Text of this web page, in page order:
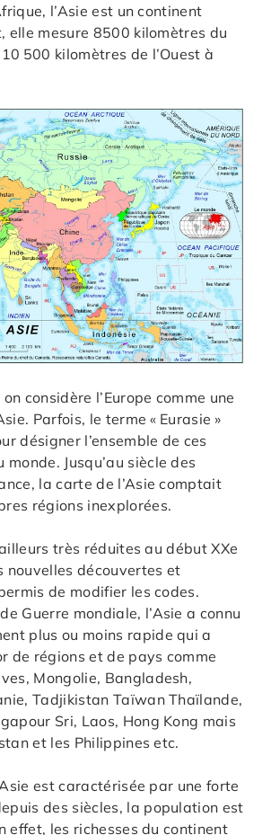
l’Asie est un continent
elle mesure 8500 kilomètres du
500 kilomètres de l’Ouest à
considère l’Europe comme une
Parfois, le terme « Eurasie »
désigner l’ensemble de ces
Jusqu’au siècle des
la carte de l’Asie comptait
régions inexplorées.
très réduites au début XXe
nouvelles découvertes et
de modifier les codes.
Guerre mondiale, l’Asie a connu
plus ou moins rapide qui a
de régions et de pays comme
Mongolie, Bangladesh,
Tadjikistan Taïwan Thaïlande,
Sri, Laos, Hong Kong mais
et les Philippines etc.
est caractérisée par une forte
des siècles, la population est
effet, les richesses du continent